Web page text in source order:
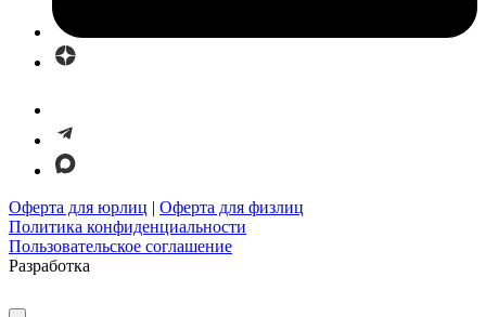
Оферта для юрлиц
Оферта для физлиц
Политика конфиденциальности
Пользовательское соглашение
Разработка